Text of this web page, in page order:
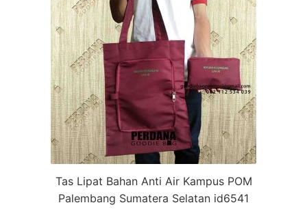
Tas Lipat Bahan Anti Air Kampus POM
Palembang Sumatera Selatan id6541